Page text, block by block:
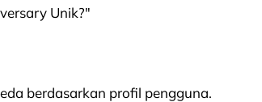
Unik?"
berdasarkan profil pengguna.